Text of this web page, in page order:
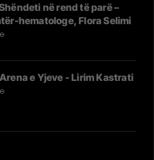
në rend të parë –
hematologe, Flora Selimi
e Yjeve - Lirim Kastrati